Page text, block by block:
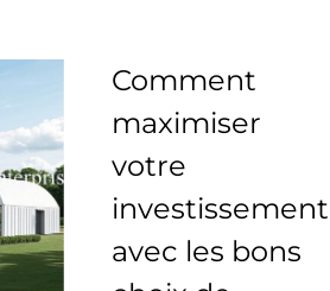
Comment
maximiser
votre
investissement
avec les bons